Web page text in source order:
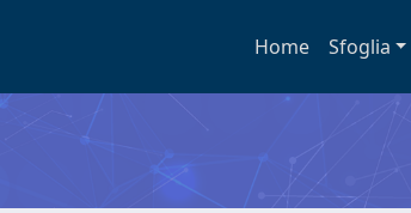
Home Sfoglia